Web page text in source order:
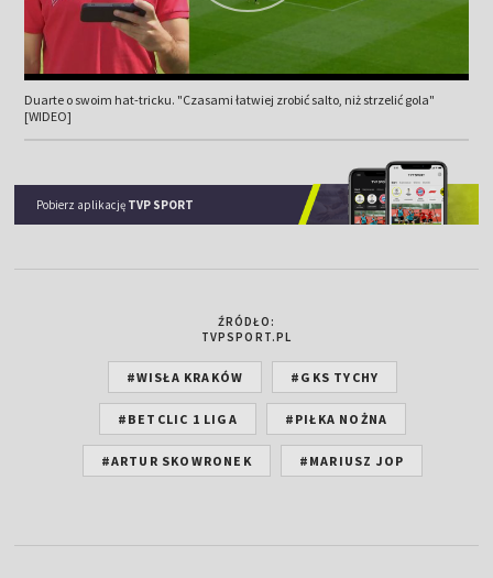
Duarte o swoim hat-tricku. "Czasami łatwiej zrobić salto, niż strzelić gola"
[WIDEO]
Pobierz aplikację TVP SPORT
ŹRÓDŁO:
TVPSPORT.PL
#WISŁA KRAKÓW #GKS TYCHY
#BETCLIC 1 LIGA #PIŁKA NOŻNA
#ARTUR SKOWRONEK #MARIUSZ JOP